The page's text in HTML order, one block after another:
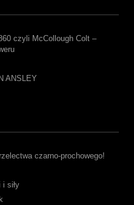
czyli McCollough Colt –
ANSLEY
czarno-prochowego!
i siły